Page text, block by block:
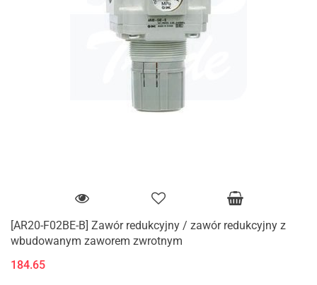
[AR20-F02BE-B] Zawór redukcyjny / zawór redukcyjny z
wbudowanym zaworem zwrotnym
184.65